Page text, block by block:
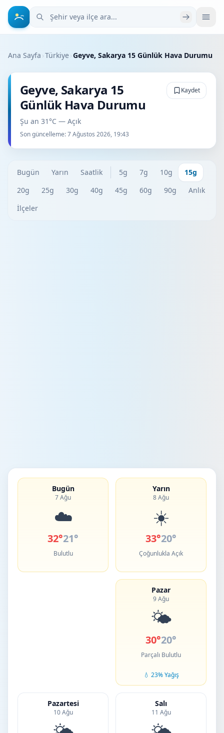
Şehir veya ilçe ara
Ana Sayfa ›Türkiye›Geyve, Sakarya 15 Günlük Hava Durumu
Geyve, Sakarya 15
Günlük Hava Durumu
Şu an 31°C — Açık
Son güncelleme:7 Ağustos 2026, 19:43
Kaydet
Bugün Yarın Saatlik 5g 7g 10g
15g
20g
25g 30g 40g 45g 60g 90g
Anlık
İlçeler
Bugün
7 Ağu
☁️
32°21°
Bulutlu
Yarın
8 Ağu
☀️
33°20°
Çoğunlukla Açık
Pazar
9 Ağu
🌤️
30°20°
Parçalı Bulutlu
💧 23% Yağış
Pazartesi
10 Ağu
Salı
11 Ağu